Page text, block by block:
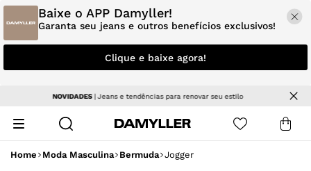
Baixe o APP Damyller!
Garanta seu jeans e outros benefícios exclusivos!
Clique e baixe agora!
Parcele em até 5x sem juros
Home Moda Masculina Bermuda Jogger